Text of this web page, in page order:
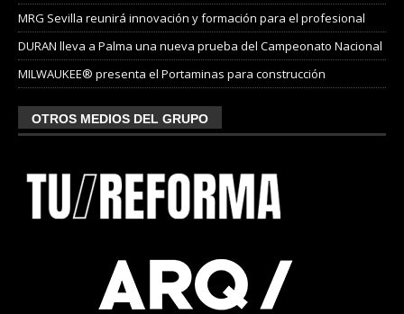
MRG Sevilla reunirá innovación y formación para el profesional
DURAN lleva a Palma una nueva prueba del Campeonato Nacional
MILWAUKEE® presenta el Portaminas para construcción
OTROS MEDIOS DEL GRUPO